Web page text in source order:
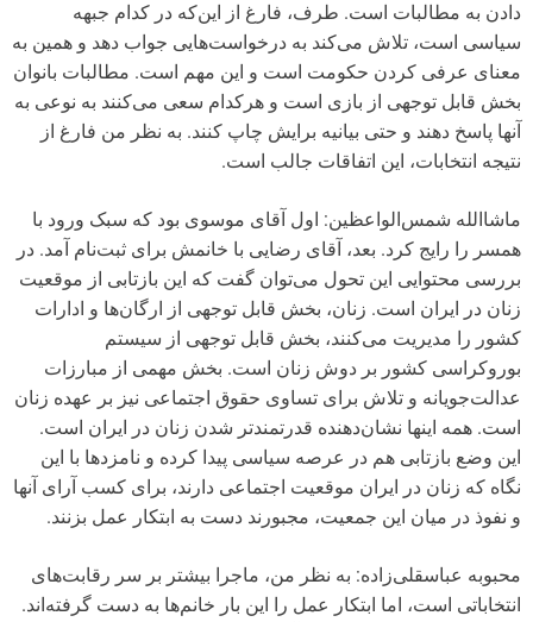
دادن به مطالبات است. طرف، فارغ از این‌که در کدام جبهه
سیاسی است، تلاش می‌کند به درخواست‌هایی جواب دهد و همین به
معنای عرفی کردن حکومت است و این مهم است. مطالبات بانوان
بخش قابل توجهی از بازی است و هرکدام سعی می‌کنند به نوعی به
آنها پاسخ دهند و حتی بیانیه برایش چاپ کنند. به نظر من فارغ از
نتیجه انتخابات، این اتفاقات جالب است.
ماشاا‌لله شمس‌الواعظین: اول آقای موسوی بود که سبک ورود با
همسر را رایج کرد. بعد، آقای رضایی با خانمش برای ثبت‌نام آمد. در
بررسی محتوایی این تحول می‌توان گفت که این بازتابی از موقعیت
زنان در ایران است. زنان، بخش قابل توجهی از ارگان‌ها و ادارات
کشور را مدیریت می‌کنند، بخش قابل توجهی از سیستم
بوروکراسی کشور بر دوش زنان است. بخش مهمی از مبارزات
عدالت‌جویانه و تلاش برای تساوی حقوق اجتماعی نیز بر عهده زنان
است. همه اینها نشان‌دهنده قدرتمندتر شدن زنان در ایران است.
این وضع بازتابی هم در عرصه سیاسی پیدا کرده و نامزدها با این
نگاه که زنان در ایران موقعیت اجتماعی دارند، برای کسب آرای آنها
و نفوذ در میان این جمعیت، مجبورند دست به ابتکار عمل بزنند.
محبوبه عباسقلی‌زاده: به نظر من، ماجرا بیشتر بر سر رقابت‌های
انتخاباتی است، اما ابتکار عمل را این بار خانم‌ها به دست گرفته‌اند.